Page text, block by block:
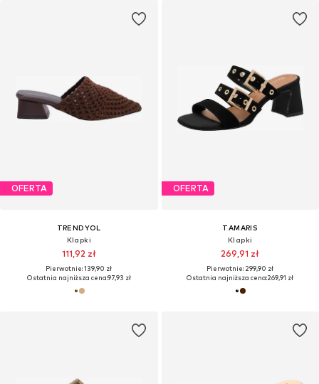
OFERTA
TRENDYOL
Klapki
111,92 zł
Pierwotnie: 139,90 zł
Ostatnia najniższa cena:97,93 zł
OFERTA
TAMARIS
Klapki
269,91 zł
Pierwotnie: 299,90 zł
Ostatnia najniższa cena:269,91 zł